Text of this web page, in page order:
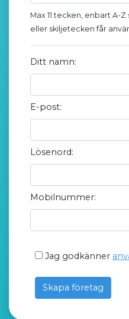
Max 11 tecken, enbart A-
eller skiljetecken får
Ditt namn:
E-post:
Lösenord:
Mobilnummer:
Jag godkänner
Skapa företag